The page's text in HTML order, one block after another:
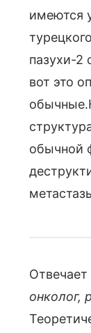
имеются
пазухи-2
вот это
обычной
Отвечает
онколог,